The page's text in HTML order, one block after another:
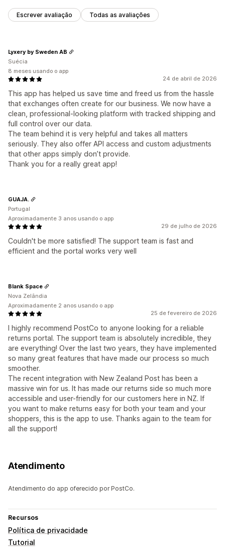
Escrever avaliação Todas as avaliações
24 de abril de 2026
This app has helped us save time and freed us from the hassle
that exchanges often create for our business. We now have a
clean, professional-looking platform with tracked shipping and
full control over our data.
The team behind it is very helpful and takes all matters
seriously. They also offer API access and custom adjustments
that other apps simply don’t provide.
Thank you for a really great app!
Lyxery by Sweden AB
Suécia
8 meses usando o app
29 de julho de 2026
Couldn't be more satisfied! The support team is fast and
efficient and the portal works very well
GUAJA.
Portugal
Aproximadamente 3 anos usando o app
25 de fevereiro de 2026
I highly recommend PostCo to anyone looking for a reliable
returns portal. The support team is absolutely incredible, they
are everything! Over the last two years, they have implemented
so many great features that have made our process so much
smoother.
The recent integration with New Zealand Post has been a
massive win for us. It has made our returns side so much more
accessible and user-friendly for our customers here in NZ. If
you want to make returns easy for both your team and your
shoppers, this is the app to use. Thanks again to the team for
all the support!
Blank Space
Nova Zelândia
Aproximadamente 2 anos usando o app
Atendimento
Atendimento do app oferecido por PostCo.
Recursos
Política de privacidade
Tutorial